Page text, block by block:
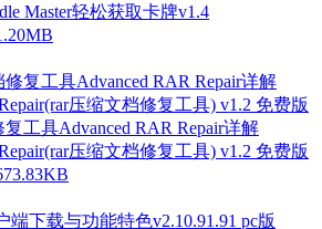
Master轻松获取卡牌v1.4
工具Advanced RAR Repair详解
压缩文档修复工具) v1.2 免费版